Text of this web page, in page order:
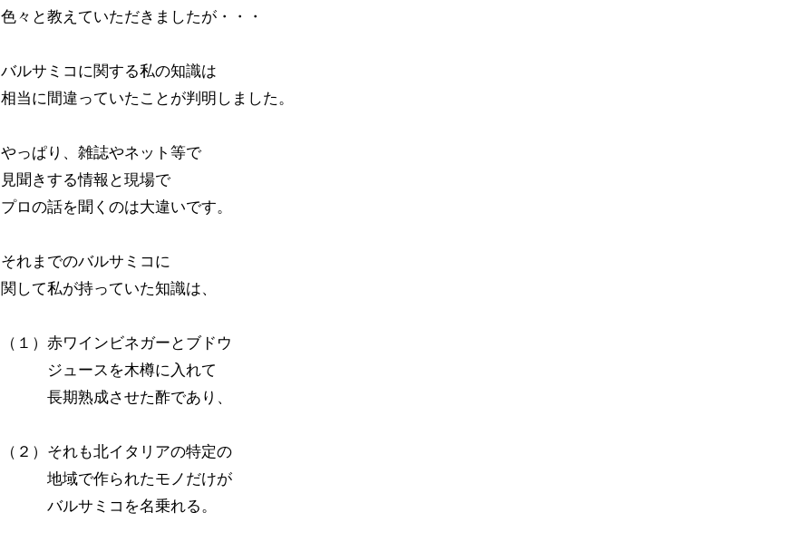
色々と教えていただきましたが・・・
バルサミコに関する私の知識は
相当に間違っていたことが判明しました。
やっぱり、雑誌やネット等で
見聞きする情報と現場で
プロの話を聞くのは大違いです。
それまでのバルサミコに
関して私が持っていた知識は、
（１）赤ワインビネガーとブドウ
ジュースを木樽に入れて
長期熟成させた酢であり、
（２）それも北イタリアの特定の
地域で作られたモノだけが
バルサミコを名乗れる。